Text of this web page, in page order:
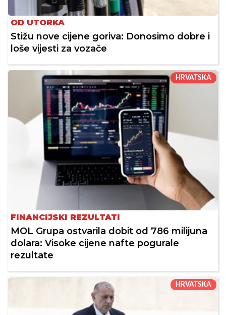
OD UTORKA
Stižu nove cijene goriva: Donosimo dobre i
loše vijesti za vozače
HRVATSKA
FINANCIJSKI REZULTATI
MOL Grupa ostvarila dobit od 786 milijuna
dolara: Visoke cijene nafte pogurale
rezultate
HRVATSKA